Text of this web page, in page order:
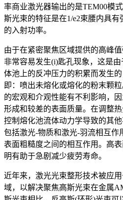
率商业激光器输出的是TEM00模
斯光束的特征是在1/e2束腰内具
的入射功率。
由于在紧密聚焦区域提供的高峰
非常容易发生(i)匙孔现象，这是
体池上的反冲压力的积累而发生的
即：喷出未熔化或熔化的粉末颗
的宏观和介观性能有不利影响，
形成和较差的表面质量。在调整
控制熔化池流体动力学导致的其
包括激光-物质和激光-羽流相互作
表面粗糙度之间的相互作用。高
明有助于急剧减少疲劳寿命。
近年来，激光光束整形技术被应
域，以解决聚焦高斯光束在金属